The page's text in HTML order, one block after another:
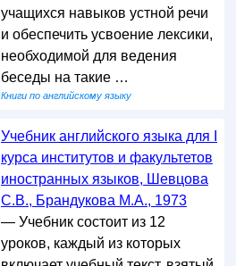
учащихся навыков устной речи
и обеспечить усвоение лексики,
необходимой для ведения
беседы на такие …
Книги по английскому языку
Учебник английского языка для I
курса институтов и факультетов
иностранных языков, Шевцова
С.В., Брандукова М.А., 1973
— Учебник состоит из 12
уроков, каждый из которых